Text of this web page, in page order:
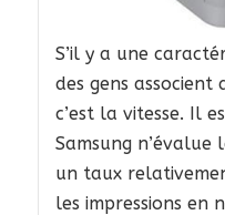
S’il y a une
des gens associent
c’est la vitesse. Il
Samsung n’évalue
un taux
les impressions en